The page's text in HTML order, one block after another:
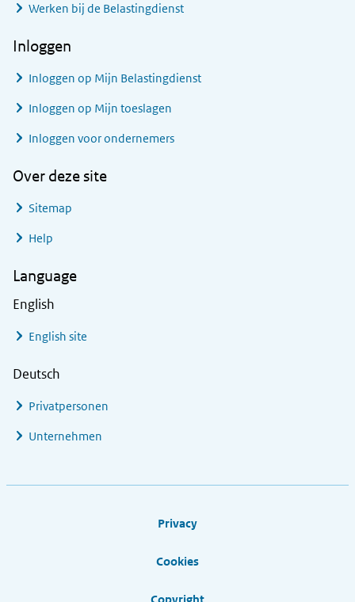
Werken bij de Belastingdienst
Inloggen
Inloggen op Mijn Belastingdienst
Inloggen op Mijn toeslagen
Inloggen voor ondernemers
Over deze site
Sitemap
Help
Language
English
English site
Deutsch
Privatpersonen
Unternehmen
Privacy
Cookies